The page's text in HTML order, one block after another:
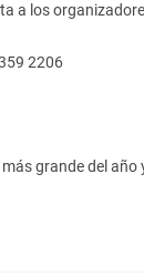
a los
2206
grande del